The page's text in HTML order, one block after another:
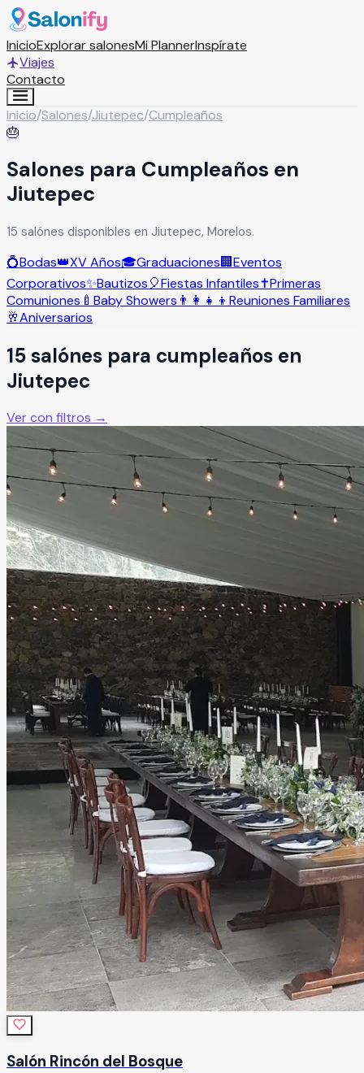
InicioExplorar salonesMi PlannerInspírate
Viajes
Contacto
Inicio/Salones/Jiutepec/Cumpleaños
🎂
Salones para Cumpleaños en
Jiutepec
15 salónes disponibles en Jiutepec, Morelos.
💍Bodas👑XV Años🎓Graduaciones🏢Eventos
Corporativos✨Bautizos🎈Fiestas Infantiles✝️Primeras
Comuniones 🍼 Baby Showers 👨‍👩‍👧‍👦 Reuniones Familiares
🥂Aniversarios
15salónes para cumpleaños en
Jiutepec
Ver con filtros →
Salón Rincón del Bosque